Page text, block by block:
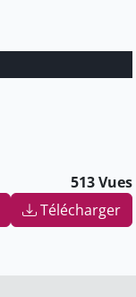
513 Vues
Télécharger